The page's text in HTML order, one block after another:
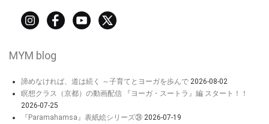
MYM blog
諦めなければ、道は続く ～子育てとヨーガを歩んで 2026-08-02
瞑想クラス（京都）の動画配信 『ヨーガ・スートラ』編 スタート！！
2026-07-25
『Paramahamsa』表紙絵シリーズ㉔ 2026-07-19